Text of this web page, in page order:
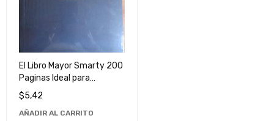
El Libro Mayor Smarty 200
Paginas Ideal para
Contabilidad
$5,42
AÑADIR AL CARRITO